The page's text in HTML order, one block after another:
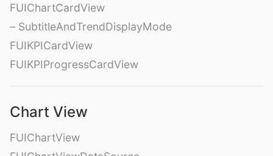
FUIChartCardView
– SubtitleAndTrendDisplayMode
FUIKPICardView
FUIKPIProgressCardView
Chart View
FUIChartView